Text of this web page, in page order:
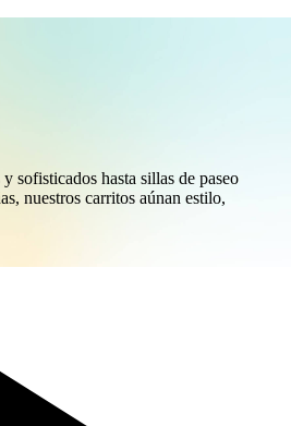
sofisticados hasta sillas de paseo
nuestros carritos aúnan estilo,